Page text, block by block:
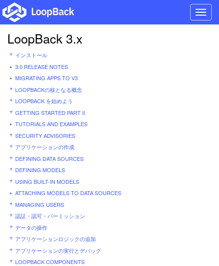
LoopBack 3.x
インストール
3.0 RELEASE NOTES
MIGRATING APPS TO V3
LOOPBACKの核となる概念
LOOPBACK を始めよう
GETTING STARTED PART II
TUTORIALS AND EXAMPLES
SECURITY ADVISORIES
アプリケーションの作成
DEFINING DATA SOURCES
DEFINING MODELS
USING BUILT-IN MODELS
ATTACHING MODELS TO DATA SOURCES
MANAGING USERS
認証・認可・パーミッション
データの操作
アプリケーションロジックの追加
アプリケーションの実行とデバッグ
LOOPBACK COMPONENTS